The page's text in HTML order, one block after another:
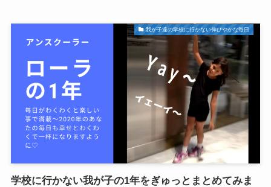
我が子達の学校に行かない伸びやかな毎日
学校に行かない我が子の1年をぎゅっとまとめてみま